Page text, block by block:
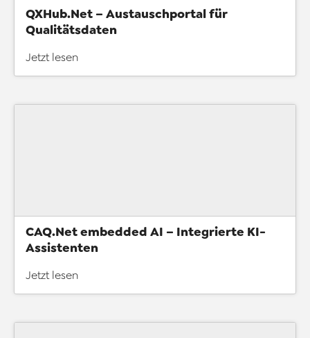
QXHub.Net – Austauschportal für
Qualitätsdaten
Jetzt lesen
CAQ.Net embedded AI – Integrierte KI-
Assistenten
Jetzt lesen